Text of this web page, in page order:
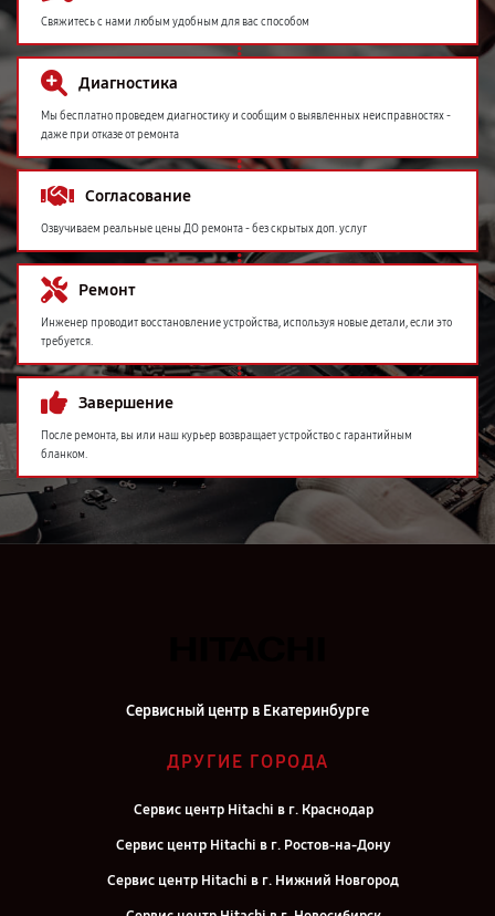
Свяжитесь с нами любым удобным для вас способом
Диагностика
Мы бесплатно проведем диагностику и сообщим о выявленных неисправностях -
даже при отказе от ремонта
Согласование
Озвучиваем реальные цены ДО ремонта - без скрытых доп. услуг
Ремонт
Инженер проводит восстановление устройства, используя новые детали, если это
требуется.
Завершение
После ремонта, вы или наш курьер возвращает устройство с гарантийным
бланком.
Сервисный центр в Екатеринбурге
ДРУГИЕ ГОРОДА
Сервис центр Hitachi в г. Краснодар
Сервис центр Hitachi в г. Ростов-на-Дону
Сервис центр Hitachi в г. Нижний Новгород